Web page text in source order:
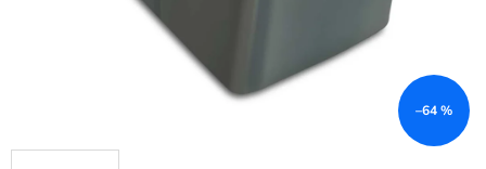
–64 %